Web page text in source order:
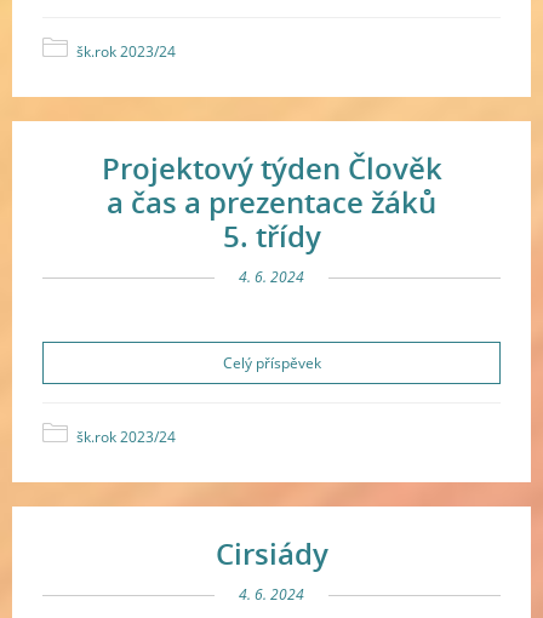
šk.rok 2023/24
Projektový týden Člověk
a čas a prezentace žáků
5. třídy
4. 6. 2024
Celý příspěvek
šk.rok 2023/24
Cirsiády
4. 6. 2024